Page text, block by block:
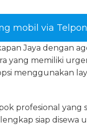
mobil via Telpon
Jaya dengan
yang memiliki
menggunakan
profesional
siap